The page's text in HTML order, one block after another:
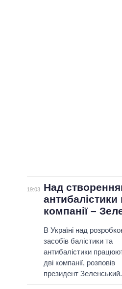
19:03
Над
компанії –
В Україні над
засобів балістики та
антибалістики
дві компанії, розповів
президент Зеленський.